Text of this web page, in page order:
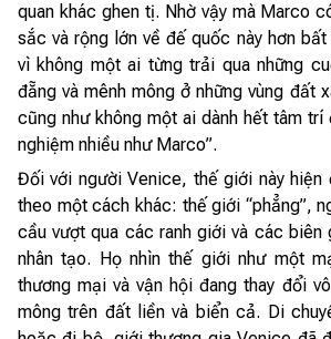
quan khác ghen tị. Nhờ vậy mà Marco
sắc và rộng lớn về đế quốc này hơn
vì không một ai từng trải qua những
đẵng và mênh mông ở những vùng đất
cũng như không một ai dành hết tâm
nghiệm nhiều như Marco”.
Đối với người Venice, thế giới này hiện
theo một cách khác: thế giới “phẳng”,
cầu vượt qua các ranh giới và các biên
nhân tạo. Họ nhìn thế giới như một
thương mại và vận hội đang thay đổi
mông trên đất liền và biển cả. Di